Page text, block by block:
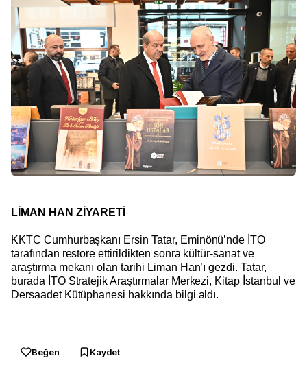
LİMAN HAN ZİYARETİ
KKTC Cumhurbaşkanı Ersin Tatar, Eminönü’nde İTO
tarafından restore ettirildikten sonra kültür-sanat ve
araştırma mekanı olan tarihi Liman Han’ı gezdi. Tatar,
burada İTO Stratejik Araştırmalar Merkezi, Kitap İstanbul ve
Dersaadet Kütüphanesi hakkında bilgi aldı.
Beğen Kaydet